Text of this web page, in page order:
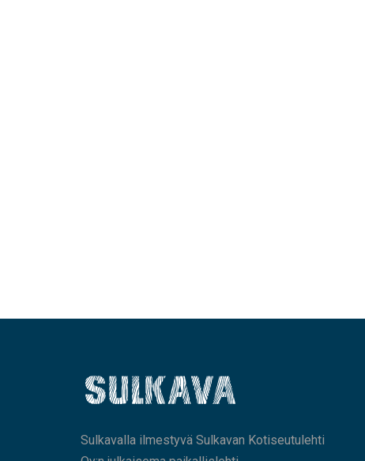
Sulkavalla ilmestyvä Sulkavan Kotiseutulehti